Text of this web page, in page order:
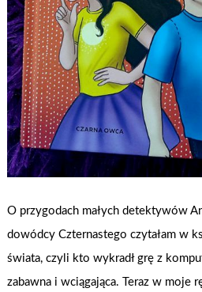
O przygodach małych detektywów
dowódcy Czternastego czytałam w
świata, czyli kto wykradł grę z
zabawna i wciągająca. Teraz w moje